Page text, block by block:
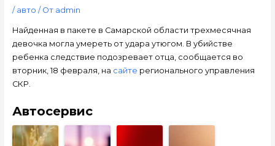
/ авто / От admin
Найденная в пакете в Самарской области трехмесячная
девочка могла умереть от удара утюгом. В убийстве
ребенка следствие подозревает отца, сообщается во
вторник, 18 февраля, на сайте регионального управления
СКР.
Автосервис